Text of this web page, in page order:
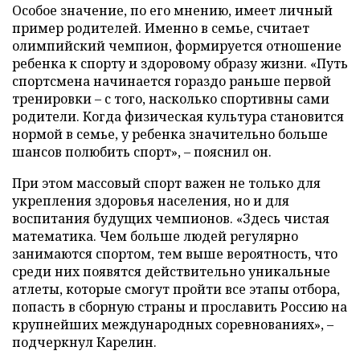
Особое значение, по его мнению, имеет личный
пример родителей. Именно в семье, считает
олимпийский чемпион, формируется отношение
ребенка к спорту и здоровому образу жизни. «Путь
спортсмена начинается гораздо раньше первой
тренировки – с того, насколько спортивны сами
родители. Когда физическая культура становится
нормой в семье, у ребенка значительно больше
шансов полюбить спорт», – пояснил он.
При этом массовый спорт важен не только для
укрепления здоровья населения, но и для
воспитания будущих чемпионов. «Здесь чистая
математика. Чем больше людей регулярно
занимаются спортом, тем выше вероятность, что
среди них появятся действительно уникальные
атлеты, которые смогут пройти все этапы отбора,
попасть в сборную страны и прославить Россию на
крупнейших международных соревнованиях», –
подчеркнул Карелин.